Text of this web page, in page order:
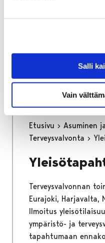
Salli
Vain
aikajänteen
Etusivu
Asuminen
Terveysvalvonta
Terveysvalvonnan
Eurajoki, Harjavalta,
Ilmoitus
ympäristö- ja
tapahtumaan